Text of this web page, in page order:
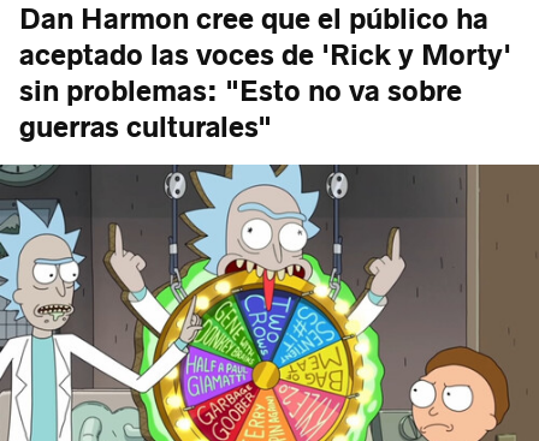
Dan Harmon cree que el público ha
aceptado las voces de 'Rick y Morty'
sin problemas: "Esto no va sobre
guerras culturales"